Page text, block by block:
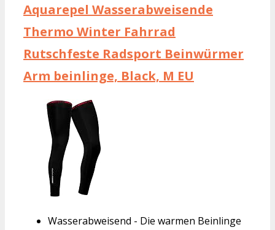
Aquarepel Wasserabweisende
Thermo Winter Fahrrad
Rutschfeste Radsport Beinwürmer
Arm beinlinge, Black, M EU
Wasserabweisend - Die warmen Beinlinge